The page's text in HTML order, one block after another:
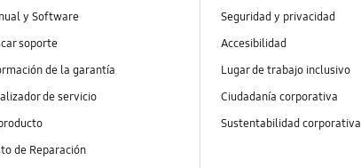
y Software
soporte
de la garantía
de servicio
de Reparación
Seguridad y privacidad
Accesibilidad
Lugar de trabajo inclusivo
Ciudadanía corporativa
Sustentabilidad corporativa